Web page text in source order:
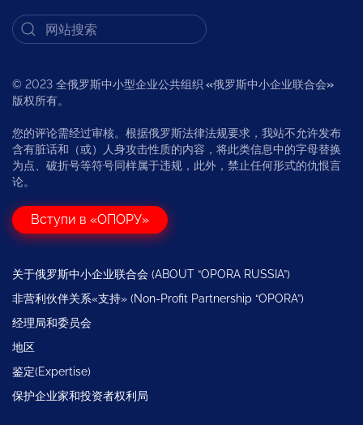
© 2023 全俄罗斯中小型企业公共组织 «俄罗斯中小企业联合会»
版权所有。
您的评论需经过审核。根据俄罗斯法律法规要求，我站不允许发布
含有脏话和（或）人身攻击性质的内容，将此类信息中的字母替换
为点、破折号等符号同样属于违规，此外，禁止任何形式的仇恨言
论。
Вступи в «ОПОРУ»
关于俄罗斯中小企业联合会 (ABOUT “OPORA RUSSIA”)
非营利伙伴关系«支持» (Non-Profit Partnership “OPORA”)
经理局和委员会
地区
鉴定(Expertise)
保护企业家和投资者权利局